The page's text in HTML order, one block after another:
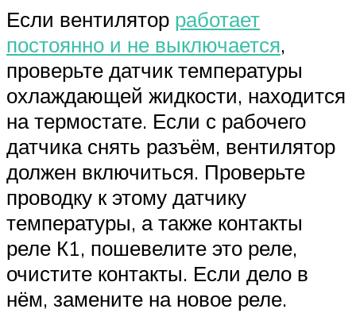
Если вентилятор работает
постоянно и не выключается,
проверьте датчик температуры
охлаждающей жидкости, находится
на термостате. Если с рабочего
датчика снять разъём, вентилятор
должен включиться. Проверьте
проводку к этому датчику
температуры, а также контакты
реле К1, пошевелите это реле,
очистите контакты. Если дело в
нём, замените на новое реле.